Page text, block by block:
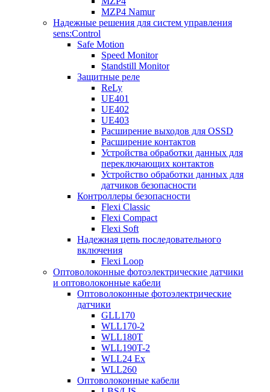
MZP4 Namur
Надежные решения для систем управления
sens:Control
Safe Motion
Speed Monitor
Standstill Monitor
Защитные реле
ReLy
UE401
UE402
UE403
Расширение выходов для OSSD
Расширение контактов
Устройства обработки данных для
переключающих контактов
Устройство обработки данных для
датчиков безопасности
Контроллеры безопасности
Flexi Classic
Flexi Compact
Flexi Soft
Надежная цепь последовательного
включения
Flexi Loop
Оптоволоконные фотоэлектрические датчики
и оптоволоконные кабели
Оптоволоконные фотоэлектрические
датчики
GLL170
WLL170-2
WLL180T
WLL190T-2
WLL24 Ex
WLL260
Оптоволоконные кабели